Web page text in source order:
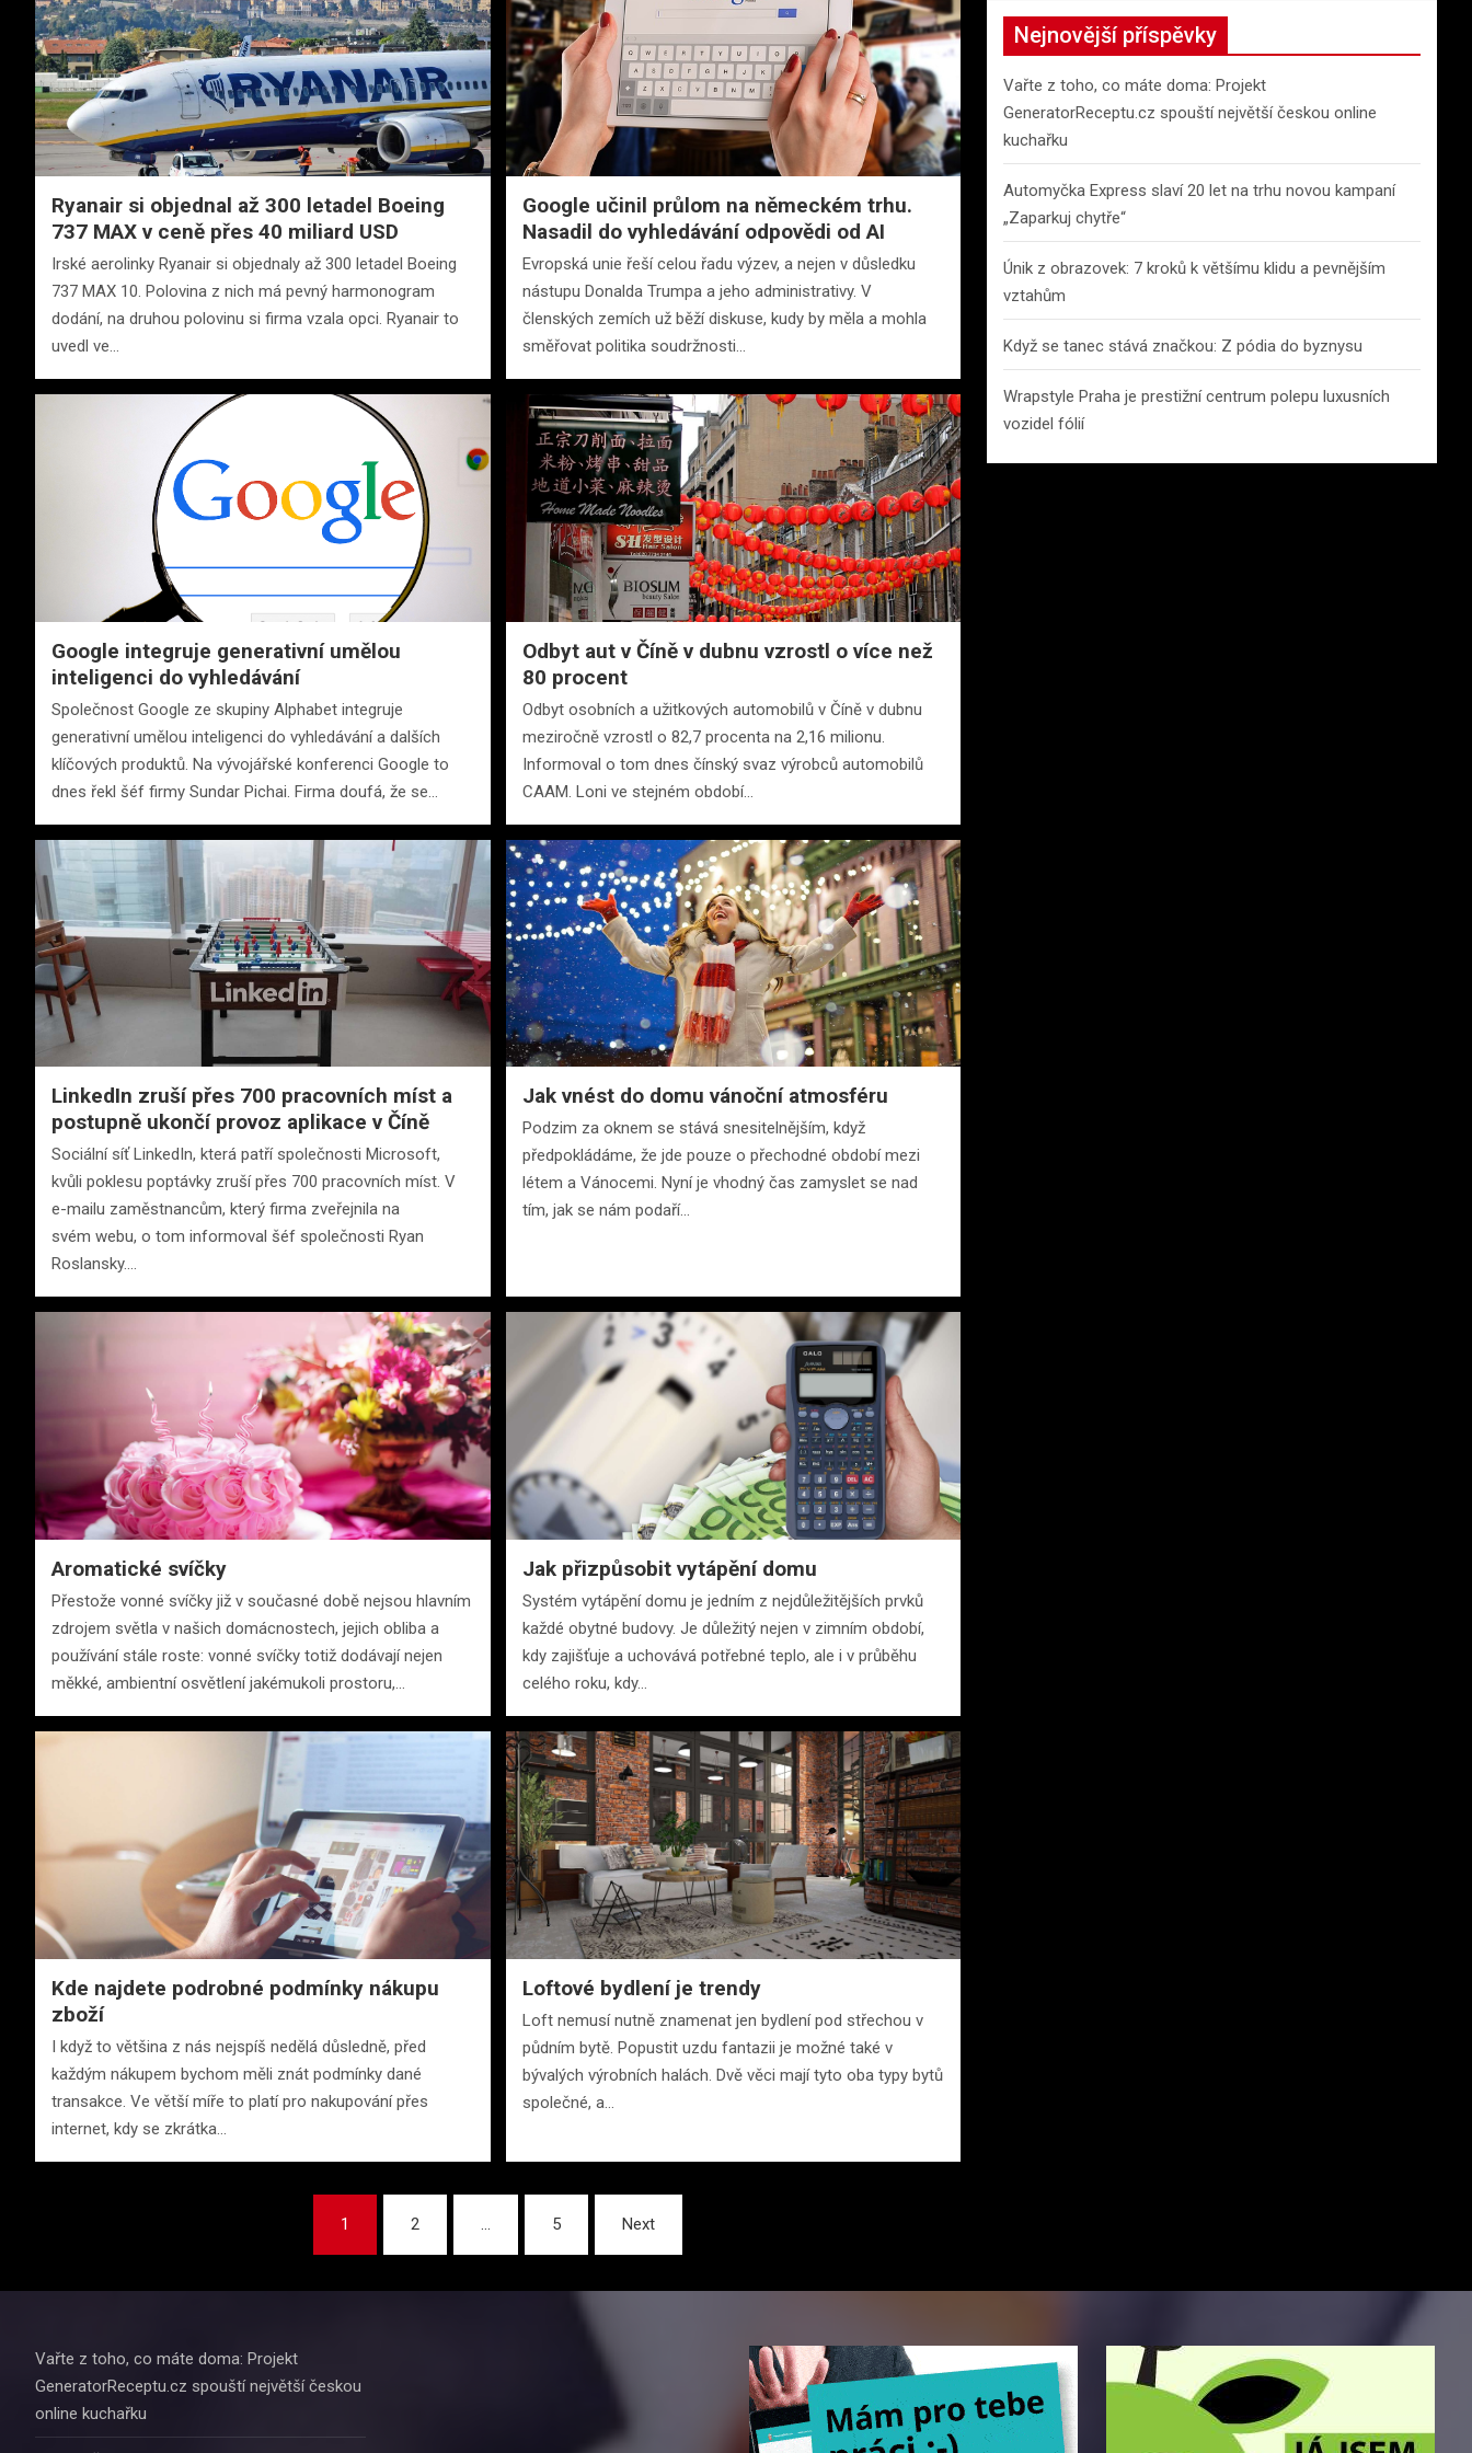
Ryanair si objednal až 300 letadel Boeing
737 MAX v ceně přes 40 miliard USD
Irské aerolinky Ryanair si objednaly až 300 letadel Boeing
737 MAX 10. Polovina z nich má pevný harmonogram
dodání, na druhou polovinu si firma vzala opci. Ryanair to
uvedl ve…
Google učinil průlom na německém trhu.
Nasadil do vyhledávání odpovědi od AI
Evropská unie řeší celou řadu výzev, a nejen v důsledku
nástupu Donalda Trumpa a jeho administrativy. V
členských zemích už běží diskuse, kudy by měla a mohla
směřovat politika soudržnosti…
Google integruje generativní umělou
inteligenci do vyhledávání
Společnost Google ze skupiny Alphabet integruje
generativní umělou inteligenci do vyhledávání a dalších
klíčových produktů. Na vývojářské konferenci Google to
dnes řekl šéf firmy Sundar Pichai. Firma doufá, že se…
Odbyt aut v Číně v dubnu vzrostl o více než
80 procent
Odbyt osobních a užitkových automobilů v Číně v dubnu
meziročně vzrostl o 82,7 procenta na 2,16 milionu.
Informoval o tom dnes čínský svaz výrobců automobilů
CAAM. Loni ve stejném období…
LinkedIn zruší přes 700 pracovních míst a
postupně ukončí provoz aplikace v Číně
Sociální síť LinkedIn, která patří společnosti Microsoft,
kvůli poklesu poptávky zruší přes 700 pracovních míst. V
e-mailu zaměstnancům, který firma zveřejnila na
svém webu, o tom informoval šéf společnosti Ryan
Roslansky.…
Jak vnést do domu vánoční atmosféru
Podzim za oknem se stává snesitelnějším, když
předpokládáme, že jde pouze o přechodné období mezi
létem a Vánocemi. Nyní je vhodný čas zamyslet se nad
tím, jak se nám podaří…
Aromatické svíčky
Přestože vonné svíčky již v současné době nejsou hlavním
zdrojem světla v našich domácnostech, jejich obliba a
používání stále roste: vonné svíčky totiž dodávají nejen
měkké, ambientní osvětlení jakémukoli prostoru,…
Jak přizpůsobit vytápění domu
Systém vytápění domu je jedním z nejdůležitějších prvků
každé obytné budovy. Je důležitý nejen v zimním období,
kdy zajišťuje a uchovává potřebné teplo, ale i v průběhu
celého roku, kdy…
Kde najdete podrobné podmínky nákupu
zboží
I když to většina z nás nejspíš nedělá důsledně, před
každým nákupem bychom měli znát podmínky dané
transakce. Ve větší míře to platí pro nakupování přes
internet, kdy se zkrátka…
Loftové bydlení je trendy
Loft nemusí nutně znamenat jen bydlení pod střechou v
půdním bytě. Popustit uzdu fantazii je možné také v
bývalých výrobních halách. Dvě věci mají tyto oba typy bytů
společné, a…
1 2 … 5 Next
h
Nejnovější příspěvky
Vařte z toho, co máte doma: Projekt
GeneratorReceptu.cz spouští největší českou online
kuchařku
Automyčka Express slaví 20 let na trhu novou kampaní
„Zaparkuj chytře“
Únik z obrazovek: 7 kroků k většímu klidu a pevnějším
vztahům
Když se tanec stává značkou: Z pódia do byznysu
Wrapstyle Praha je prestižní centrum polepu luxusních
vozidel fólií
Vařte z toho, co máte doma: Projekt
GeneratorReceptu.cz spouští největší českou
online kuchařku